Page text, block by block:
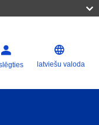
latviešu valoda